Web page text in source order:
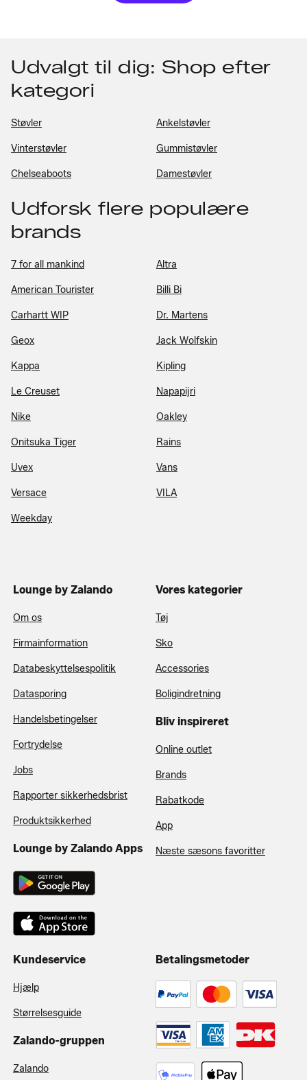
Udvalgt til dig: Shop efter
kategori
Støvler Ankelstøvler
Vinterstøvler Gummistøvler
Chelseaboots Damestøvler
Udforsk flere populære
brands
7 for all mankind Altra
American Tourister Billi Bi
Carhartt WIP Dr. Martens
Geox Jack Wolfskin
Kappa Kipling
Le Creuset Napapijri
Nike Oakley
Onitsuka Tiger Rains
Uvex Vans
Versace VILA
Weekday
Lounge by Zalando
Om os
Firmainformation
Databeskyttelsespolitik
Datasporing
Handelsbetingelser
Fortrydelse
Jobs
Rapporter sikkerhedsbrist
Produktsikkerhed
Lounge by Zalando Apps
Vores kategorier
Tøj
Sko
Accessories
Boligindretning
Bliv inspireret
Online outlet
Brands
Rabatkode
App
Næste sæsons favoritter
Kundeservice
Hjælp
Størrelsesguide
Zalando-gruppen
Zalando
Betalingsmetoder